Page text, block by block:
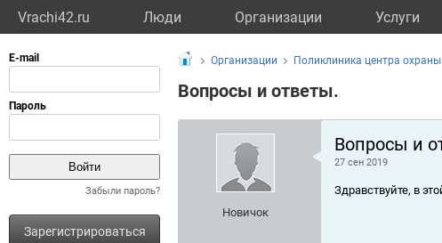
Vrachi42.ru Люди Организации Услуги
Забыли пароль?
Зарегистрироваться
Организации Поликлиника центра
Вопросы и ответы.
Новичок
Вопросы и
27 сен 2019
Здравствуйте, в